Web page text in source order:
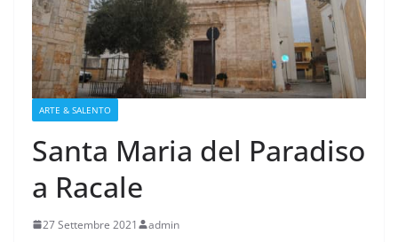
ARTE & SALENTO
Santa Maria del Paradiso
a Racale
27 Settembre 2021 admin